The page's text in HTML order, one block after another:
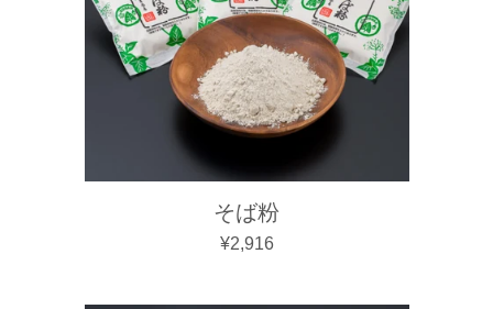
そば粉
通常価格
¥2,916